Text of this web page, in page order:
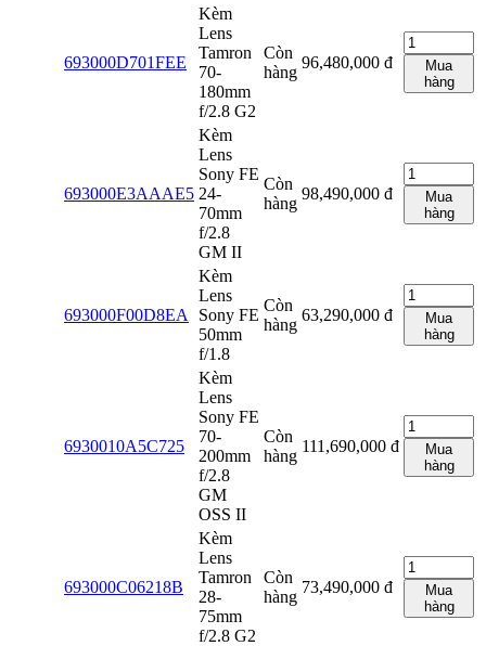
693000D701FEE
Kèm
Lens
Tamron
70-
180mm
f/2.8 G2
Còn
hàng
96,480,000 đ
Mua
hàng
693000E3AAAE5
Kèm
Lens
Sony FE
24-
70mm
f/2.8
GM II
Còn
hàng
98,490,000 đ
Mua
hàng
693000F00D8EA
Kèm
Lens
Sony FE
50mm
f/1.8
Còn
hàng
63,290,000 đ
Mua
hàng
6930010A5C725
Kèm
Lens
Sony FE
70-
200mm
f/2.8
GM
OSS II
Còn
hàng
111,690,000 đ
Mua
hàng
693000C06218B
Kèm
Lens
Tamron
28-
75mm
f/2.8 G2
Còn
hàng
73,490,000 đ
Mua
hàng